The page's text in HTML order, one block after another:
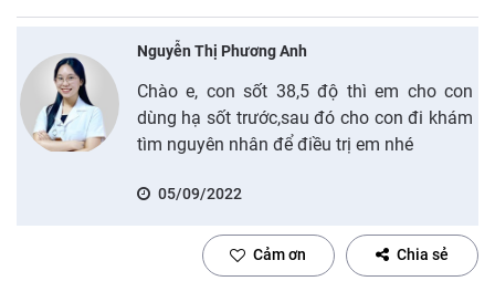
Nguyễn Thị Phương Anh
Chào e, con sốt 38,5 độ thì em cho con
dùng hạ sốt trước,sau đó cho con đi khám
tìm nguyên nhân để điều trị em nhé
05/09/2022
Cảm ơn Chia sẻ